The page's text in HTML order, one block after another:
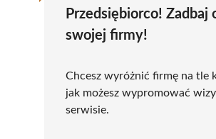
Przedsiębiorco! Zadbaj
swojej firmy!
Chcesz wyróżnić firmę na tle
jak możesz wypromować
serwisie.